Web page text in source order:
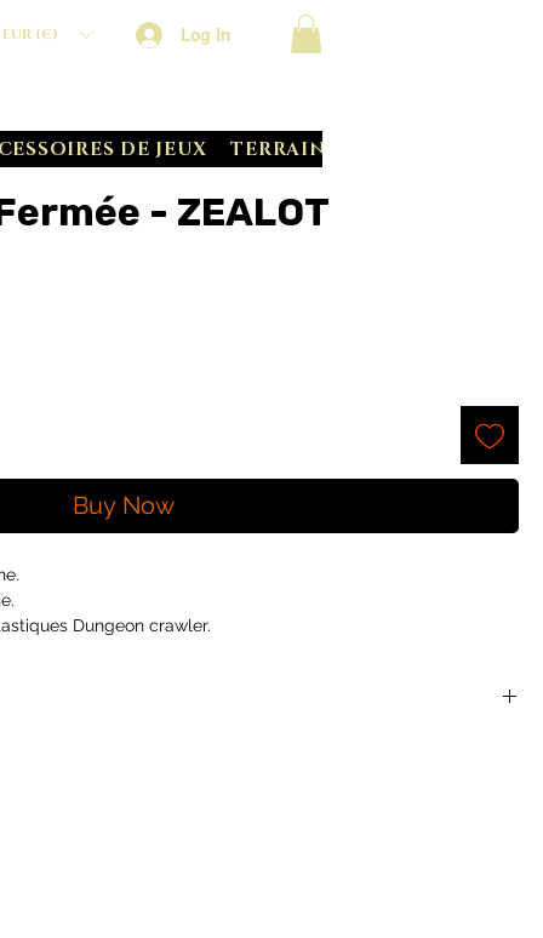
EUR (€) Log In
DE JEUX TERRAIN CRATE
- ZEALOT
Buy Now
Dungeon crawler.
la « superglue » et dans certains cas, un léger nettoyage s sera
peinture.